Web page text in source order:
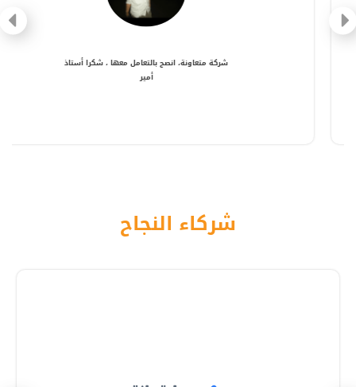
شركة متعاونة، انصح بالتعامل معها ، شكرا أستاذ
شركاء النجاح